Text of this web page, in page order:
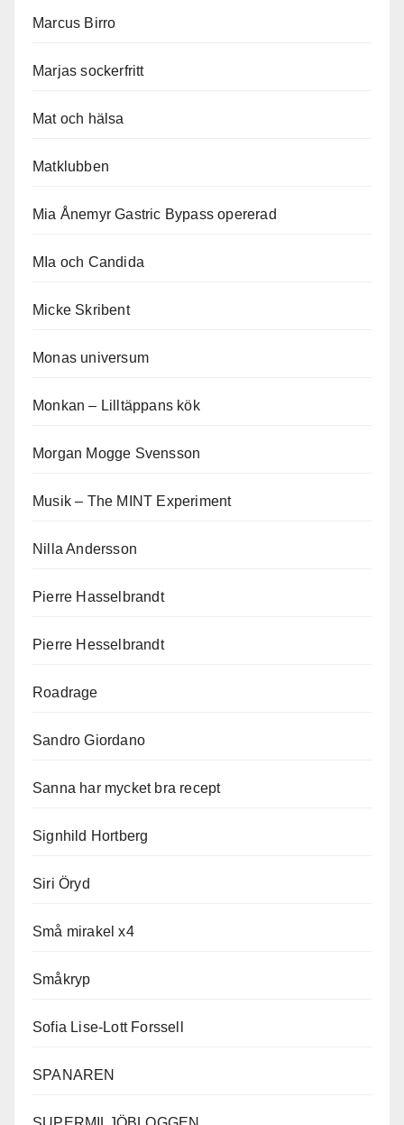
Marcus Birro
Marjas sockerfritt
Mat och hälsa
Matklubben
Mia Ånemyr Gastric Bypass opererad
MIa och Candida
Micke Skribent
Monas universum
Monkan – Lilltäppans kök
Morgan Mogge Svensson
Musik – The MINT Experiment
Nilla Andersson
Pierre Hasselbrandt
Pierre Hesselbrandt
Roadrage
Sandro Giordano
Sanna har mycket bra recept
Signhild Hortberg
Siri Öryd
Små mirakel x4
Småkryp
Sofia Lise-Lott Forssell
SPANAREN